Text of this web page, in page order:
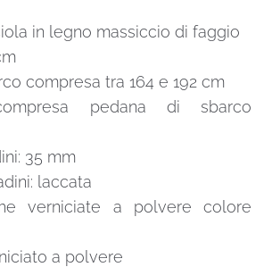
attuale
1.784,00€.
in legno massiccio di faggio
compresa tra 164 e 192 cm
pedana di sbarco
35 mm
laccata
verniciate a polvere colore
a polvere